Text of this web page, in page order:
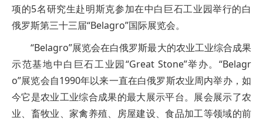
项的5名研究生赴明斯克参加在中白巨石工业园举行的白
俄罗斯第三十三届“Belagro”国际展览会。
“Belagro”展览会在白俄罗斯最大的农业工业综合成果
示范基地中白巨石工业园“Great Stone”举办。“Belagr
o”展览会自1990年以来一直在白俄罗斯农业周内举办，如
今它是农业工业综合成果的最大展示平台。展会展示了农
业、畜牧业、家禽养殖、房屋建设、食品加工等领域的前